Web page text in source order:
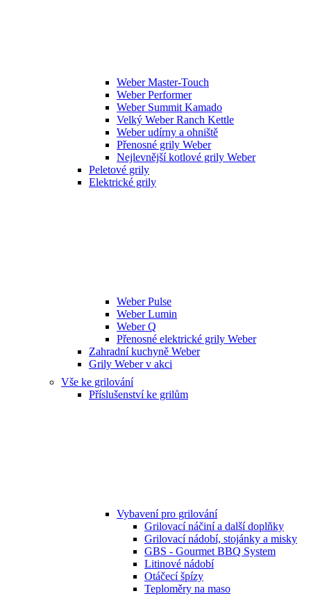
Weber Master-Touch
Weber Performer
Weber Summit Kamado
Velký Weber Ranch Kettle
Weber udírny a ohniště
Přenosné grily Weber
Nejlevnější kotlové grily Weber
Peletové grily
Elektrické grily
Weber Pulse
Weber Lumin
Weber Q
Přenosné elektrické grily Weber
Zahradní kuchyně Weber
Grily Weber v akci
Vše ke grilování
Příslušenství ke grilům
Vybavení pro grilování
Grilovací náčiní a další doplňky
Grilovací nádobí, stojánky a misky
GBS - Gourmet BBQ System
Litinové nádobí
Otáčecí špízy
Teploměry na maso